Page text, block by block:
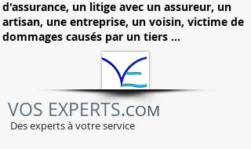
d'assurance, un litige avec un assureur, un
artisan, une entreprise, un voisin, victime de
dommages causés par un tiers ...
VOS EXPERTS.COM
Des experts à votre service